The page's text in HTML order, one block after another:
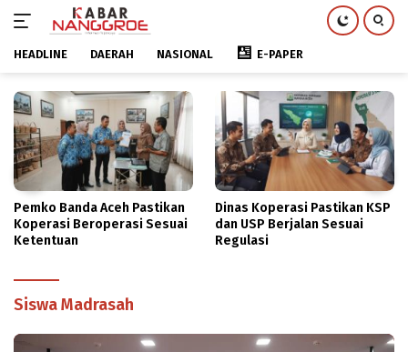
konten
HEADLINE DAERAH NASIONAL E-PAPER
Pemko Banda Aceh Pastikan
Koperasi Beroperasi Sesuai
Ketentuan
Dinas Koperasi Pastikan KSP
dan USP Berjalan Sesuai
Regulasi
Siswa Madrasah